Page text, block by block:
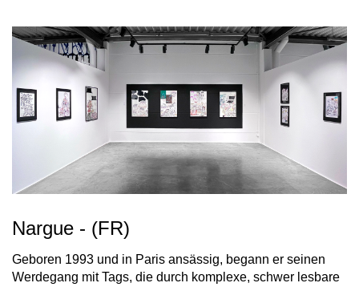
Nargue - (FR)
Geboren 1993 und in Paris ansässig, begann er seinen
Werdegang mit Tags, die durch komplexe, schwer lesbare